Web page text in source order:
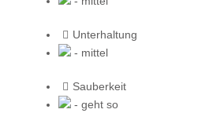
Unterhaltung
- mittel
Sauberkeit
- geht so